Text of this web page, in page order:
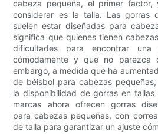
cabeza pequeña, el primer
considerar es la talla. Las gorras
suelen estar diseñadas para
significa que quienes tienen
dificultades para encontrar
cómodamente y que no parezca
embargo, a medida que ha
de béisbol para cabezas
la disponibilidad de gorras en tallas
marcas ahora ofrecen gorras
para cabezas pequeñas, con
de talla para garantizar un ajuste